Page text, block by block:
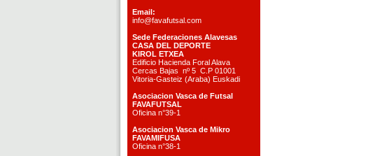
Email:
info@favafutsal.com
Sede Federaciones Alavesas
CASA DEL DEPORTE
KIROL ETXEA
Edificio Hacienda Foral Alava
Cercas Bajas nº 5 C.P 01001
Vitoria-Gasteiz (Araba) Euskadi
Asociacion Vasca de Futsal
FAVAFUTSAL
Oficina n°39-1
Asociacion Vasca de Mikro
FAVAMIFUSA
Oficina n°38-1